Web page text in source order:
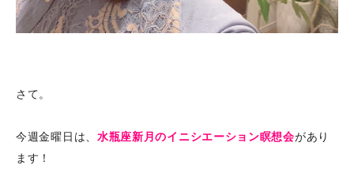
さて。
今週金曜日は、 水瓶座新月のイニシエーション瞑想会があり
ます！